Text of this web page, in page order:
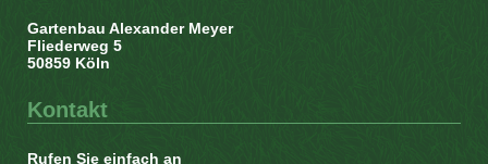
Gartenbau Alexander Meyer
Fliederweg 5
50859 Köln
Kontakt
Rufen Sie einfach an